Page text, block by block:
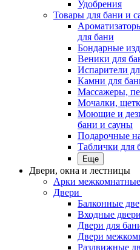
Удобрения
Товары для бани и
для бани
Бондарные
Веники для
Испарители
Камни для
Массажеры,
Мочалки,
Моющие и
бани и сауны
Подарочные
Таблички для
Еще
Двери, окна и лестницы
Арки межкомнатные
Двери
Балконные
Входные двери
Двери для
Двери
Раздвижные